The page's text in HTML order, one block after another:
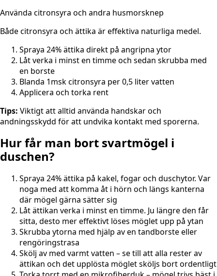
Använda citronsyra och andra husmorsknep
Både citronsyra och ättika är effektiva naturliga medel.
Spraya 24% ättika direkt på angripna ytor
Låt verka i minst en timme och sedan skrubba med
en borste
Blanda 1msk citronsyra per 0,5 liter vatten
Applicera och torka rent
Tips: Viktigt att alltid använda handskar och
andningsskydd för att undvika kontakt med sporerna.
Hur får man bort svartmögel i
duschen?
Spraya 24% ättika på kakel, fogar och duschytor. Var
noga med att komma åt i hörn och längs kanterna
där mögel gärna sätter sig
Låt ättikan verka i minst en timme. Ju längre den får
sitta, desto mer effektivt löses möglet upp på ytan
Skrubba ytorna med hjälp av en tandborste eller
rengöringstrasa
Skölj av med varmt vatten – se till att alla rester av
ättikan och det upplösta möglet sköljs bort ordentligt